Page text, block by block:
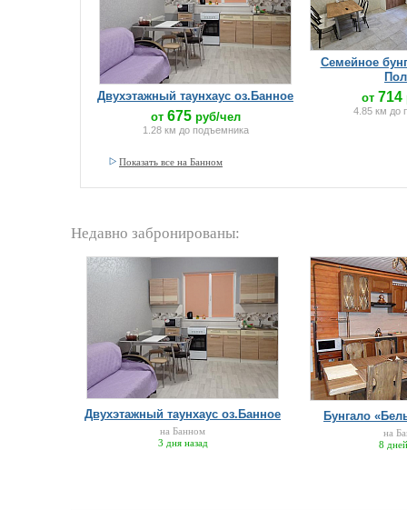
Двухэтажный таунхаус оз.Банное
от 675руб/чел
1.28 км до подъемника
Семейное
от 714
4.85 км до
Показать все на Банном
Недавно забронированы:
Двухэтажный таунхаус оз.Банное
на Банном
3 дня назад
Бунгало
на
8